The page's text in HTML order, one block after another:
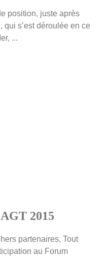
position, juste après
qui s’est déroulée en ce
...
2015
partenaires, Tout
au Forum